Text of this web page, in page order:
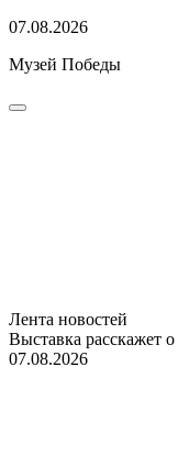
07.08.2026
Музей Победы
Лента новостей
Выставка расскажет
07.08.2026